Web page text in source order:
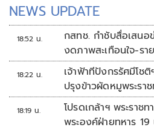
NEWS UPDATE
18:52 น.
กสทช. กำชับสื่อเสนอ
งดภาพสะเทือนใจ-รา
18:22 น.
เจ้าฟ้าทีปังกรรัศมีโช
ปรุงข้าวผัดหมูพระรา
18:19 น.
โปรดเกล้าฯ พระราชท
พระองค์ฝ่ายทหาร 19